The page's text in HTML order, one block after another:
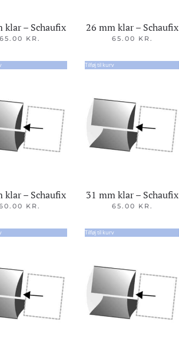
klar – Schaufix
65.00 KR.
26 mm klar – Schaufix
65.00 KR.
Tilføj til kurv
klar – Schaufix
KR.
31 mm klar – Schaufix
65.00 KR.
Tilføj til kurv